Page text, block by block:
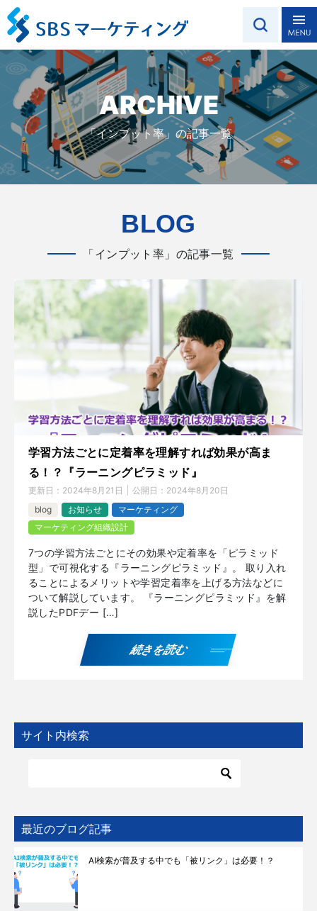
ARCHIVE
「インプット率」の記事一覧
BLOG
「インプット率」の記事一覧
学習方法ごとに定着率を理解すれば効果が高ま
る！？『ラーニングピラミッド』
更新日： 2024年8月21日 公開日： 2024年8月20日
blog
お知らせ
マーケティング
マーケティング組織設計
7つの学習方法ごとにその効果や定着率を「ピラミッド
型」で可視化する『ラーニングピラミッド』。 取り入れ
ることによるメリットや学習定着率を上げる方法などに
ついて解説しています。 『ラーニングピラミッド』を解
説したPDFデー […]
続きを読む
サイト内検索
最近のブログ記事
AI検索が普及する中でも「被リンク」は必要！？